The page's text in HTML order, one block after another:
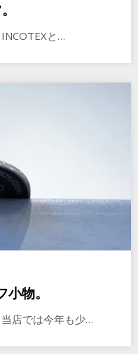
と…
物。
店では今年も少…